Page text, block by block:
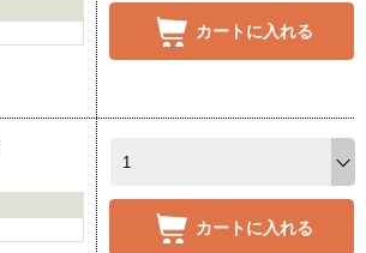
カートに入れる
カートに入れる